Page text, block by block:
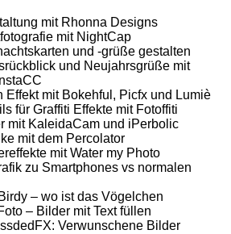
mit Rhonna Designs
mit NightCap
und -grüße gestalten
und Neujahrsgrüße mit
Effekt mit Bokehful, Picfx und Lumiè
für Graffiti Effekte mit Fotoffiti
mit KaleidaCam und iPerbolic
mit dem Percolator
mit Water my Photo
zu Smartphones vs normalen
– wo ist das Vögelchen
– Bilder mit Text füllen
Verwunschene Bilder